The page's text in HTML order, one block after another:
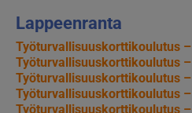
Lappeenranta
Työturvallisuuskorttikoulutus –
Työturvallisuuskorttikoulutus –
Työturvallisuuskorttikoulutus –
Työturvallisuuskorttikoulutus –
Työturvallisuuskorttikoulutus –